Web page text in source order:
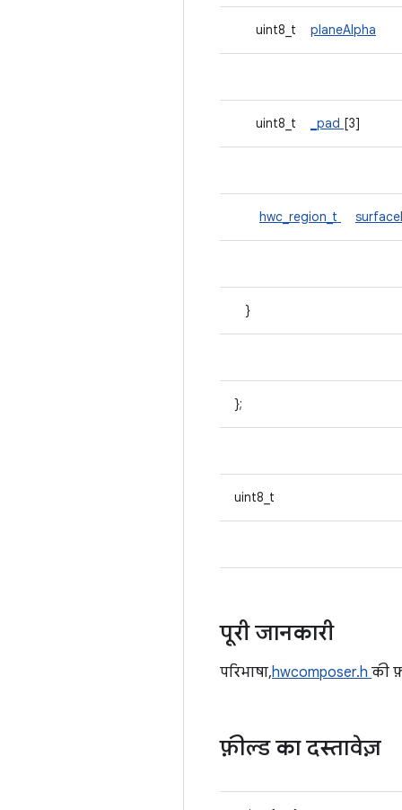
uint8_t planeAlpha
uint8_t _pad [3]
hwc_region_t
}
};
uint8_t
पूरी जानकारी
परिभाषा,hwcomposer.h की
फ़ील्ड का दस्तावेज़